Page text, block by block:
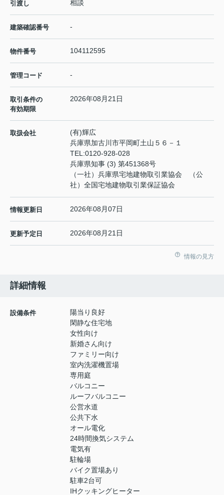
引渡し 相談
建築確認番号 -
物件番号 104112595
管理コード -
取引条件の
有効期限
2026年08月21日
取扱会社
(有)輝広
兵庫県加古川市平岡町土山５６－１
TEL:0120-928-028
兵庫県知事 (3) 第451368号
（一社）兵庫県宅地建物取引業協会 （公
社）全国宅地建物取引業保証協会
情報更新日 2026年08月07日
更新予定日 2026年08月21日
情報の見方
詳細情報
設備条件
陽当り良好
閑静な住宅地
女性向け
新婚さん向け
ファミリー向け
室内洗濯機置場
専用庭
バルコニー
ルーフバルコニー
公営水道
公共下水
オール電化
24時間換気システム
電気有
駐輪場
バイク置場あり
駐車2台可
IHクッキングヒーター